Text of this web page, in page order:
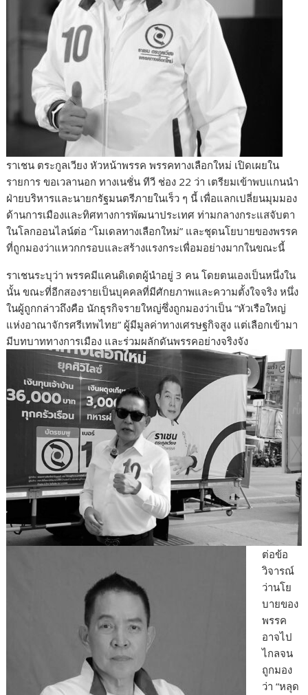
ราเชน ตระกูลเวียง หัวหน้าพรรค พรรคทางเลือกใหม่ เปิดเผยใน
รายการ ขอเวลานอก ทางเนชั่น ทีวี ช่อง 22 ว่า เตรียมเข้าพบแกนนำ
ฝ่ายบริหารและนายกรัฐมนตรีภายในเร็ว ๆ นี้ เพื่อแลกเปลี่ยนมุมมอง
ด้านการเมืองและทิศทางการพัฒนาประเทศ ท่ามกลางกระแสจับตา
ในโลกออนไลน์ต่อ “โมเดลทางเลือกใหม่” และชุดนโยบายของพรรค
ที่ถูกมองว่าแหวกกรอบและสร้างแรงกระเพื่อมอย่างมากในขณะนี้
ราเชนระบุว่า พรรคมีแคนดิเดตผู้นำอยู่ 3 คน โดยตนเองเป็นหนึ่งใน
นั้น ขณะที่อีกสองรายเป็นบุคคลที่มีศักยภาพและความตั้งใจจริง หนึ่ง
ในผู้ถูกกล่าวถึงคือ นักธุรกิจรายใหญ่ซึ่งถูกมองว่าเป็น “หัวเรือใหญ่
แห่งอาณาจักรศรีเทพไทย” ผู้มีมูลค่าทางเศรษฐกิจสูง แต่เลือกเข้ามา
มีบทบาททางการเมือง และร่วมผลักดันพรรคอย่างจริงจัง
ต่อข้อ
วิจารณ์
ว่านโย
บายของ
พรรค
อาจไป
ไกลจน
ถูกมอง
ว่า “หลุด